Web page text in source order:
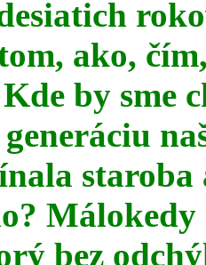
ako,
by sme
Málokedy
bez